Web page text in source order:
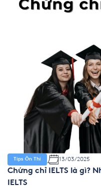
Tips Ôn Thi 13/03/2025
Chứng chỉ IELTS là gì?
IELTS